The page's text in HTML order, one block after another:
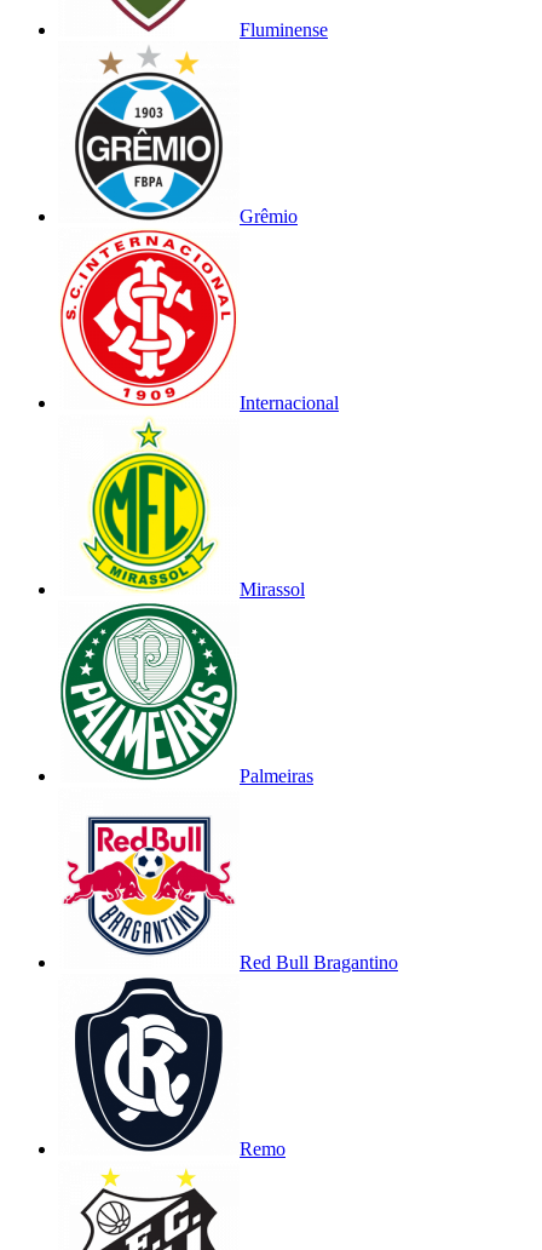
Fluminense
Grêmio
Internacional
Mirassol
Palmeiras
Red Bull Bragantino
Remo